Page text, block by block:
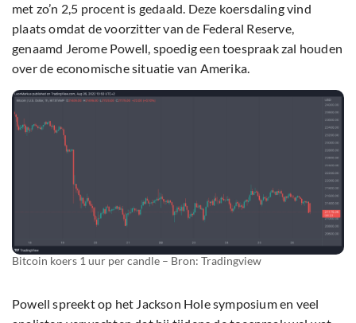
met zo’n 2,5 procent is gedaald. Deze koersdaling vind
plaats omdat de voorzitter van de Federal Reserve,
genaamd Jerome Powell, spoedig een toespraak zal houden
over de economische situatie van Amerika.
Bitcoin koers 1 uur per candle – Bron: Tradingview
Powell spreekt op het Jackson Hole symposium en veel